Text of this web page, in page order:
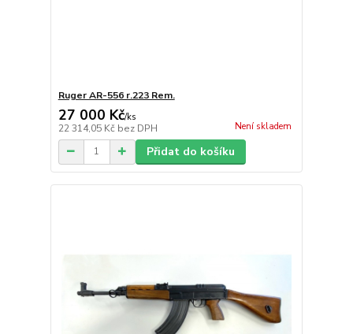
Ruger AR-556 r.223 Rem.
27 000 Kč/ks
22 314,05 Kč bez DPH Není skladem
Přidat do košíku